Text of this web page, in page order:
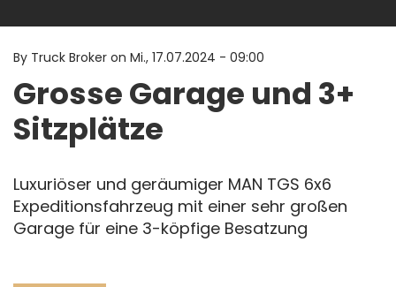
By Truck Broker on Mi., 17.07.2024 - 09:00
Grosse Garage und 3+
Sitzplätze
Luxuriöser und geräumiger MAN TGS 6x6
Expeditionsfahrzeug mit einer sehr großen
Garage für eine 3-köpfige Besatzung